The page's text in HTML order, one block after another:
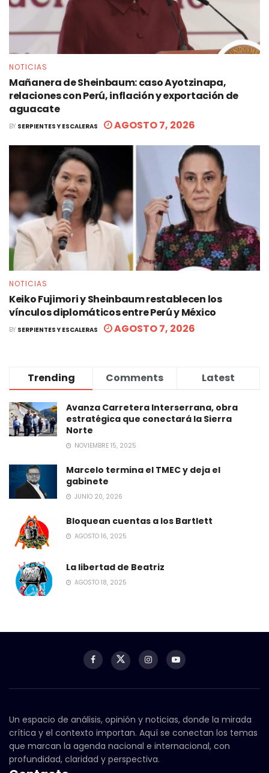
NOTICIAS
Mañanera de Sheinbaum: caso Ayotzinapa,
relaciones con Perú, inflación y exportación de
aguacate
BY SERPIENTES Y ESCALERAS AGOSTO 7, 2026
NOTICIAS
Keiko Fujimori y Sheinbaum restablecen los
vínculos diplomáticos entre Perú y México
BY SERPIENTES Y ESCALERAS AGOSTO 7, 2026
Trending Comments Latest
Avanza Carretera Interserrana, obra
estratégica que conectará la Sierra
Norte
NOVIEMBRE 15, 2025
Marcelo termina el TMEC y deja el
gabinete
JUNIO 20, 2026
Bloquean cuentas a los Bartlett
AGOSTO 16, 2025
La libertad de Beatriz
AGOSTO 18, 2025
Un espacio de análisis, opinión y noticias, donde la mirada
crítica y el contexto importan. Aquí se conectan los temas
que marcan la agenda nacional e internacional, con
profundidad, claridad y perspectiva.